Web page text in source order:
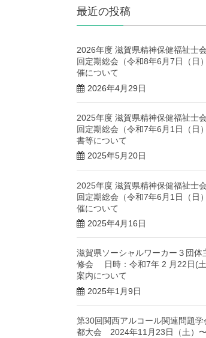
最近の投稿
2026年度 滋賀県精神保健福祉士
回定期総会（令和8年6月7日（日
催について
2026年4月29日
2025年度 滋賀県精神保健福祉士
回定期総会（令和7年6月1日（日
書等について
2025年5月20日
2025年度 滋賀県精神保健福祉士
回定期総会（令和7年6月1日（日
催について
2025年4月16日
滋賀県ソーシャルワーカー３団体
修会 日時：令和7年 2 ⽉22⽇(
案内について
2025年1月9日
第30回関西アルコール関連問題
都大会 2024年11月23日（土）